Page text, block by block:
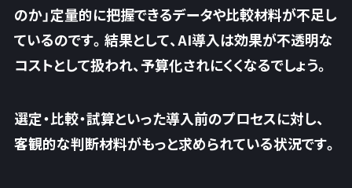
のか」定量的に把握できるデータや比較材料が不足し
ているのです。結果として、AI導入は効果が不透明な
コストとして扱われ、予算化されにくくなるでしょう。
選定・比較・試算といった導入前のプロセスに対し、
客観的な判断材料がもっと求められている状況です。